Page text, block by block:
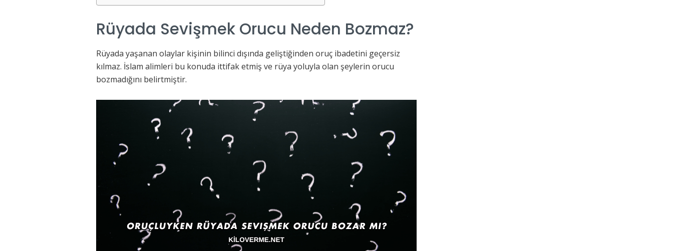
Rüyada Sevişmek Orucu Neden Bozmaz?
Rüyada yaşanan olaylar kişinin bilinci dışında geliştiğinden oruç ibadetini geçersiz
kılmaz. İslam alimleri bu konuda ittifak etmiş ve rüya yoluyla olan şeylerin orucu
bozmadığını belirtmiştir.